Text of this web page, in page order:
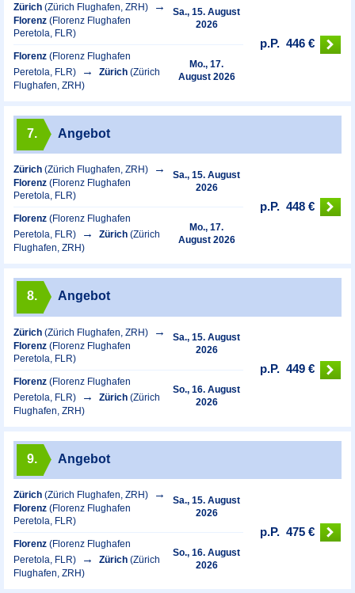
Zürich (Zürich Flughafen, ZRH)
Florenz (Florenz Flughafen
Peretola, FLR)
Sa., 15. August
2026
Florenz (Florenz Flughafen
Peretola, FLR)
Zürich (Zürich
Flughafen, ZRH)
Mo., 17.
August 2026
p.P. 446 €
7. Angebot
Zürich (Zürich Flughafen, ZRH)
Florenz (Florenz Flughafen
Peretola, FLR)
Sa., 15. August
2026
Florenz (Florenz Flughafen
Peretola, FLR)
Zürich (Zürich
Flughafen, ZRH)
Mo., 17.
August 2026
p.P. 448 €
8. Angebot
Zürich (Zürich Flughafen, ZRH)
Florenz (Florenz Flughafen
Peretola, FLR)
Sa., 15. August
2026
Florenz (Florenz Flughafen
Peretola, FLR)
Zürich (Zürich
Flughafen, ZRH)
So., 16. August
2026
p.P. 449 €
9. Angebot
Zürich (Zürich Flughafen, ZRH)
Florenz (Florenz Flughafen
Peretola, FLR)
Sa., 15. August
2026
Florenz (Florenz Flughafen
Peretola, FLR)
Zürich (Zürich
Flughafen, ZRH)
So., 16. August
2026
p.P. 475 €